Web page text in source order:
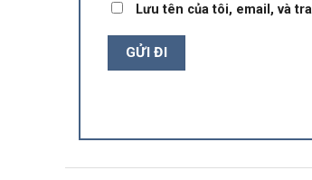
Lưu tên của tôi, email, và